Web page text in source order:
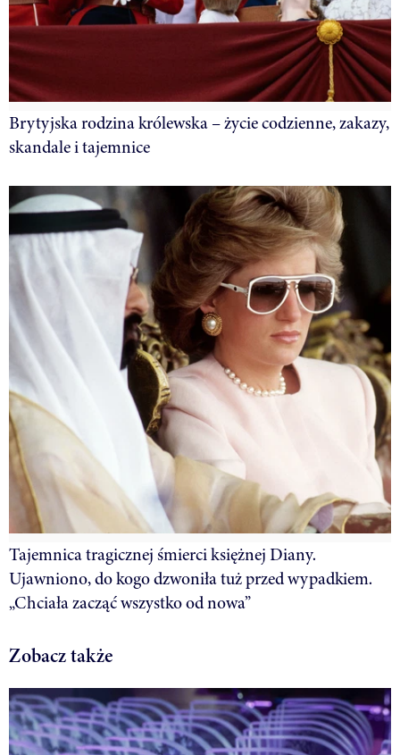
Brytyjska rodzina królewska – życie codzienne, zakazy,
skandale i tajemnice
Tajemnica tragicznej śmierci księżnej Diany.
Ujawniono, do kogo dzwoniła tuż przed wypadkiem.
„Chciała zacząć wszystko od nowa”
Zobacz także